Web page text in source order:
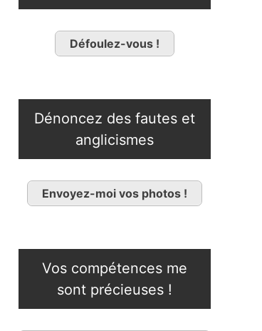
Défoulez-vous !
Dénoncez des fautes et
anglicismes
Envoyez-moi vos photos !
Vos compétences me
sont précieuses !